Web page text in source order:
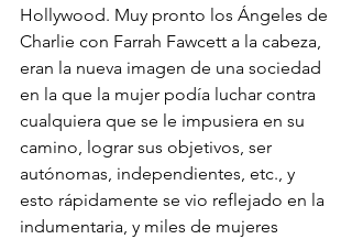
Hollywood. Muy pronto los Ángeles de
Charlie con Farrah Fawcett a la cabeza,
eran la nueva imagen de una sociedad
en la que la mujer podía luchar contra
cualquiera que se le impusiera en su
camino, lograr sus objetivos, ser
autónomas, independientes, etc., y
esto rápidamente se vio reflejado en la
indumentaria, y miles de mujeres